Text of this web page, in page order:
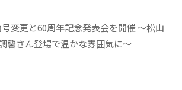
変更と60周年記念発表会を開催～松山
馨さん登場で温かな雰囲気に～